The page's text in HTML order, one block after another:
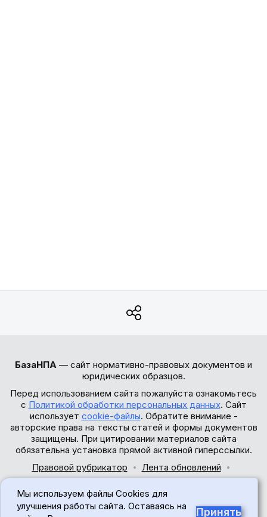
БазаНПА — сайт нормативно-правовых документов и
юридических образцов.
Перед использованием сайта пожалуйста ознакомьтесь
с Политикой обработки персональных данных. Сайт
использует cookie-файлы. Обратите внимание -
авторские права на тексты статей и формы документов
защищены. При цитировании материалов сайта
обязательна установка прямой активной гиперссылки.
Правовой рубрикатор
Лента обновлений
© 2017-2026
Мы используем файлы Cookies для
улучшения работы сайта. Оставаясь на
Принять